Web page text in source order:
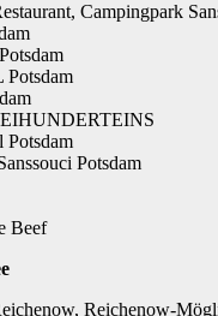
Campingpark
Potsdam
Potsdam
Beef
Reichenow-